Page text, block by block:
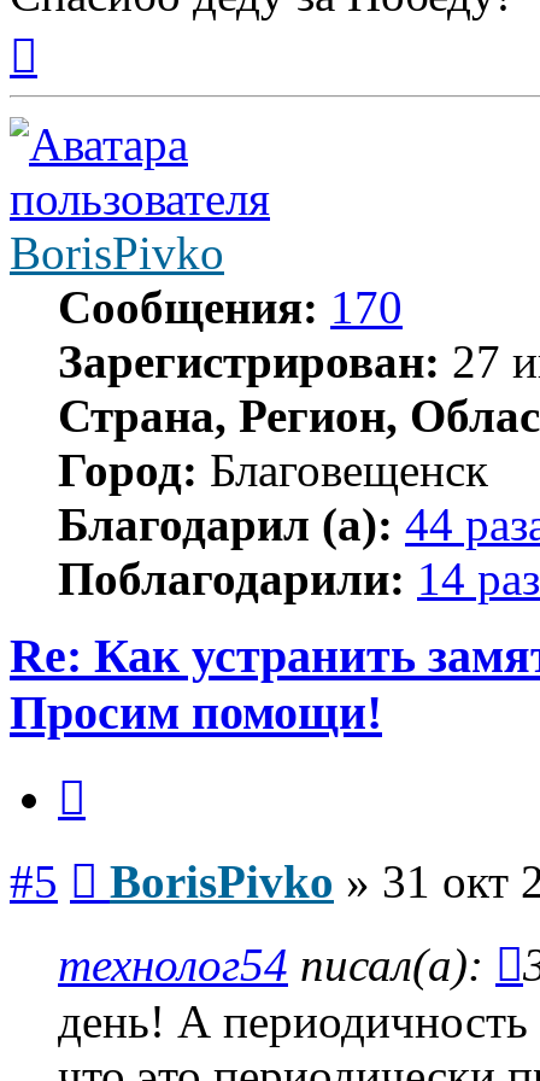
началу
BorisPivko
Сообщения: 170
Зарегистрирован: 27
Страна, Регион,
Город: Благовещенск
Благодарил (а): 44
Поблагодарили: 14 раз
Re: Как устранить
Просим помощи!
#5 BorisPivko » 31 окт
технолог54 писал(а):
день! А